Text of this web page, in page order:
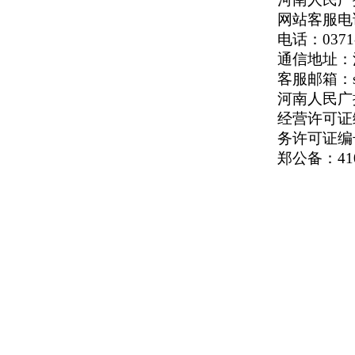
网站客服
电话：
通信地址：
客服邮箱：
河南人民
经营许可
务许可证
郑公备：